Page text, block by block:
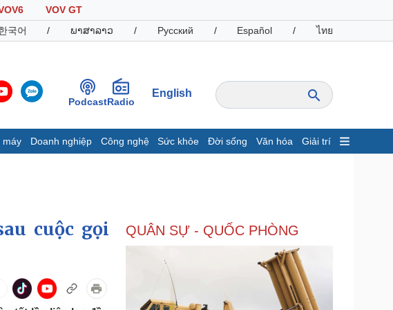
VOV GT
국어 / ພາສາລາວ / Русский / Español / ไทย
PodcastRadio
English
máy Doanh nghiệp Công nghệ Sức khỏe Đời sống Văn hóa Giải trí
Chứng khoán
Doanh nghiệp
Thông tin doanh nghiệp
Sành điệu
cuộc gọi
QUÂN SỰ - QUỐC PHÒNG